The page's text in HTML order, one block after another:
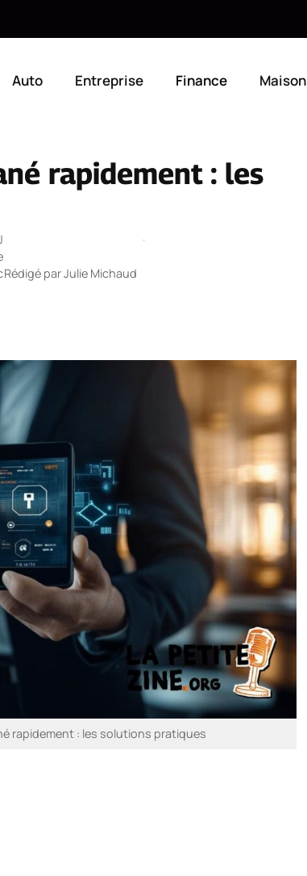
Auto Entreprise Finance Maison
rapidement : les
Rédigé parJulie Michaud
·
rapidement : les solutions pratiques